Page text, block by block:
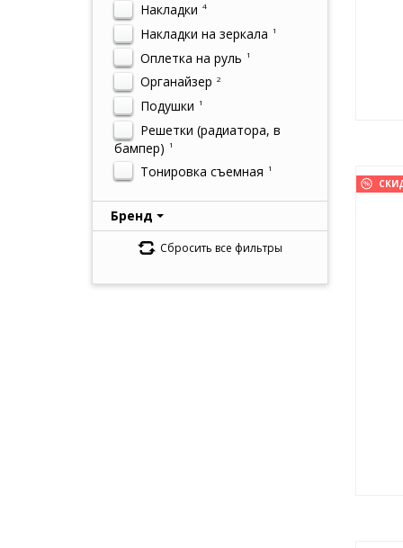
Накладки 4
Накладки на зеркала 1
Оплетка на руль 1
Органайзер 2
Подушки 1
Решетки (радиатора, в
бампер)
1
Тонировка съемная 1
Бренд
Сбросить все фильтры